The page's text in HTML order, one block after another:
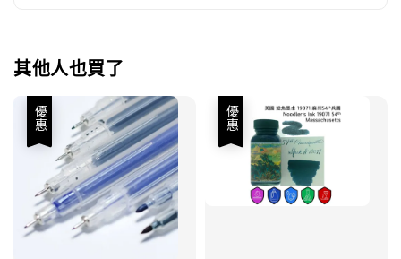
其他人也買了
優惠 優惠